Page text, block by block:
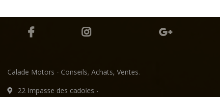
Calade Motors - Conseils, Achats, Ventes.
22 Impasse des cadoles -